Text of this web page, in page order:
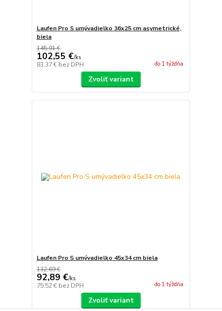
Laufen Pro S umývadielko 36x25 cm asymetrické,
biela
145,91 €
102,55 €/ks
83,37 € bez DPH do 1 týždňa
Zvoliť variant
Laufen Pro S umývadielko 45x34 cm biela
132,69 €
92,89 €/ks
75,52 € bez DPH do 1 týždňa
Zvoliť variant